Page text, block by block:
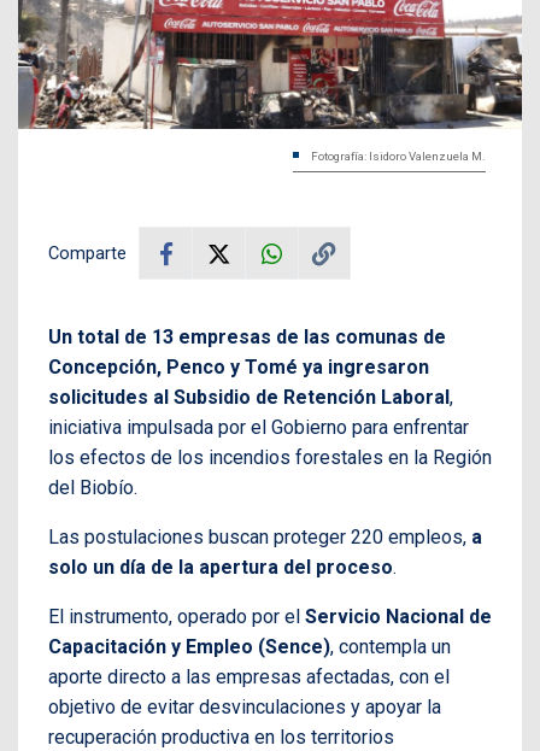
Fotografía: Isidoro Valenzuela M.
Comparte
Un total de 13 empresas de las comunas de
Concepción, Penco y Tomé ya ingresaron
solicitudes al Subsidio de Retención Laboral ,
iniciativa impulsada por el Gobierno para enfrentar
los efectos de los incendios forestales en la Región
del Biobío.
Las postulaciones buscan proteger 220 empleos, a
solo un día de la apertura del proceso.
El instrumento, operado por el Servicio Nacional de
Capacitación y Empleo (Sence), contempla un
aporte directo a las empresas afectadas, con el
objetivo de evitar desvinculaciones y apoyar la
recuperación productiva en los territorios